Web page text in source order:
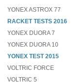
YONEX ASTROX 77
RACKET TESTS 2016
YONEX DUORA 7
YONEX DUORA 10
YONEX TEST 2015
VOLTRIC FORCE
VOLTRIC 5